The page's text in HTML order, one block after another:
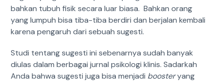
bahkan tubuh fisik secara luar biasa. Bahkan orang
yang lumpuh bisa tiba-tiba berdiri dan berjalan kembali
karena pengaruh dari sebuah sugesti.
Studi tentang sugesti ini sebenarnya sudah banyak
diulas dalam berbagai jurnal psikologi klinis. Sadarkah
Anda bahwa sugesti juga bisa menjadi boosteryang